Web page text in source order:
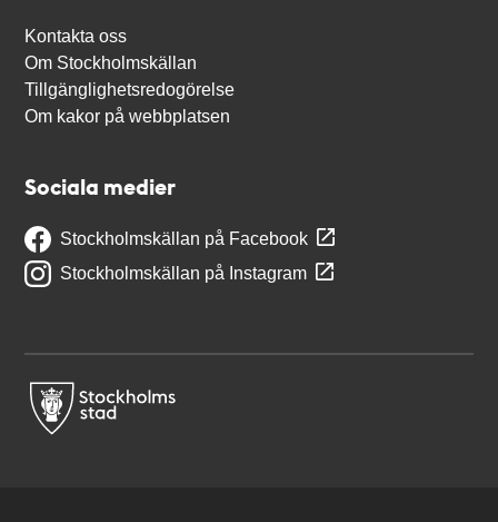
Kontakta oss
Om Stockholmskällan
Tillgänglighetsredogörelse
Om kakor på webbplatsen
Sociala medier
Stockholmskällan på Facebook
Stockholmskällan på Instagram